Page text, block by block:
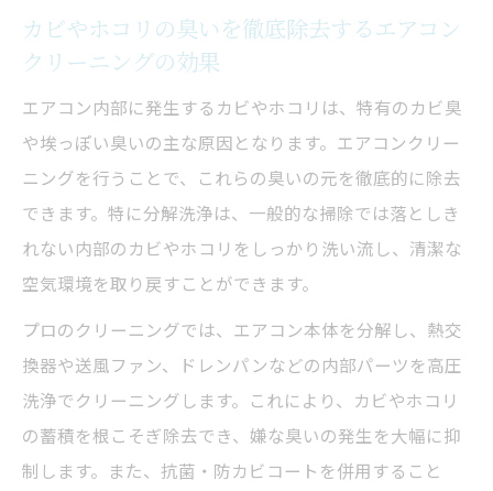
臭いが残るときの追加脱臭クリーニングの
必要性
ホコリによるエアコンの臭いを防ぐ掃除の
ポイント
分解洗浄による徹底的な臭い除去の実践術
エアコンクリーニングと脱臭剤の併用効果
カビやホコリの再発を防ぐ定期クリーニン
グ方法
毎日のエアコン臭いに悩む方への実践ポイント
毎日発生するエアコン臭いの原因と対策法
カビやホコリの臭いを徹底除去するエアコン
クリーニングの効果
エアコン内部に発生するカビやホコリは、特有のカビ臭
や埃っぽい臭いの主な原因となります。エアコンクリー
ニングを行うことで、これらの臭いの元を徹底的に除去
できます。特に分解洗浄は、一般的な掃除では落としき
れない内部のカビやホコリをしっかり洗い流し、清潔な
空気環境を取り戻すことができます。
プロのクリーニングでは、エアコン本体を分解し、熱交
換器や送風ファン、ドレンパンなどの内部パーツを高圧
洗浄でクリーニングします。これにより、カビやホコリ
の蓄積を根こそぎ除去でき、嫌な臭いの発生を大幅に抑
制します。また、抗菌・防カビコートを併用すること